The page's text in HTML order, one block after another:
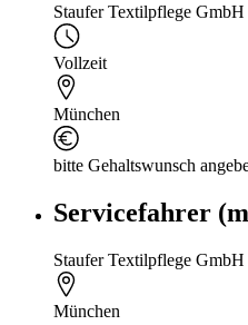
Staufer Textilpflege GmbH
Vollzeit
München
bitte Gehaltswunsch
Servicefahrer
Staufer Textilpflege GmbH
München